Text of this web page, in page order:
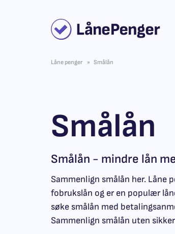
Låne penger Smålån
Smålån
Smålån - mindre lån
Sammenlign smålån her. Låne
fobrukslån og er en populær
søke smålån med
Sammenlign smålån uten